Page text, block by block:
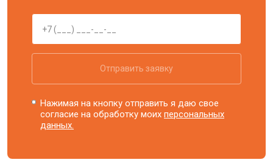
Отправить заявку
Нажимая на кнопку отправить я даю свое
согласие на обработку моихперсональных
данных.